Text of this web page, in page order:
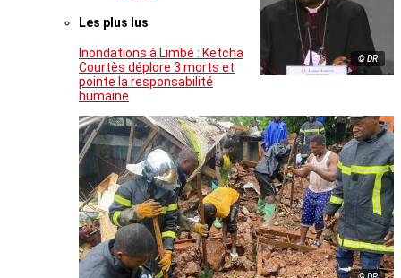
© DR
Les plus lus
Inondations à Limbé : Ketcha
Courtès déplore 3 morts et
pointe la responsabilité
humaine